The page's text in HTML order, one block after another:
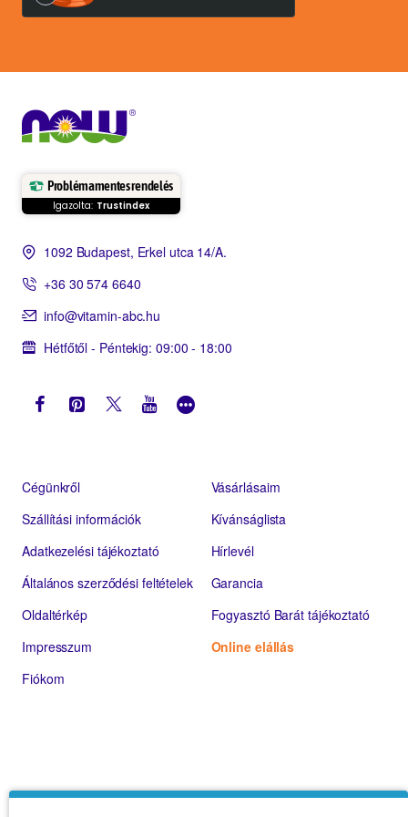
Problémamentes rendelés
Igazolta: Trustindex
1092 Budapest, Erkel utca 14/A.
+36 30 574 6640
info@vitamin-abc.hu
Hétfőtől - Péntekig: 09:00 - 18:00
Cégünkről
Szállítási információk
Adatkezelési tájékoztató
Általános szerződési feltételek
Oldaltérkép
Impresszum
Fiókom
Vásárlásaim
Kívánságlista
Hírlevél
Garancia
Fogyasztó Barát tájékoztató
Online elállás